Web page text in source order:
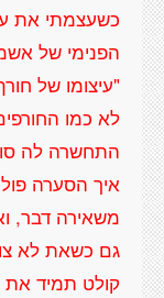
כשעצמתי את
"עיצומו של
לא כמו
התחשרה לה
איך הסערה
משאירה דבר,
גם כשאת לא
קולט תמיד את